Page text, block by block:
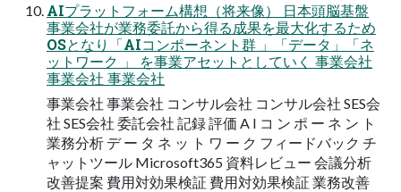
AIプラットフォーム構想（将来像） 日本頭脳基盤
事業会社が業務委託から得る成果を最大化するため
OSとなり「AIコンポーネント群 」「データ」「ネ
ットワーク 」 を事業アセットとしていく 事業会社
事業会社 事業会社
事業会社 事業会社 コンサル会社 コンサル会社 SES会
社 SES会社 委託会社 記録 評価 A I コ ン ポ ー ネ ン ト
業務分析 デ ー タ ネ ッ ト ワ ー ク フィードバック チ
ャットツール Microsoft365 資料レビュー 会議分析
改善提案 費用対効果検証 費用対効果検証 業務改善